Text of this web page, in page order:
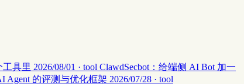
工具里 2026/08/01 · tool ClawdSecbot：给端侧 AI Bot 加一
Agent 的评测与优化框架 2026/07/28 · tool